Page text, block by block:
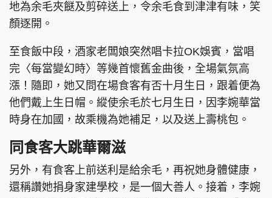
地為余毛夾餸及剪碎送上，令余毛食到津津有味，笑
顏逐開。
至食飯中段，酒家老闆娘突然唱卡拉OK娛賓，當唱
完〈每當變幻時〉等幾首懷舊金曲後，全場氣氛高
漲！隨即，她又問在場食客有否十月生日，跟着便為
他們戴上生日帽。縱使余毛於七月生日，因李婉華當
時身在加國，故乘機為她補足，以及送上壽桃包。
同食客大跳華爾滋
另外，有食客上前送利是給余毛，再祝她身體健康，
還稱讚她捐身家建學校，是一個大善人。接着，李婉